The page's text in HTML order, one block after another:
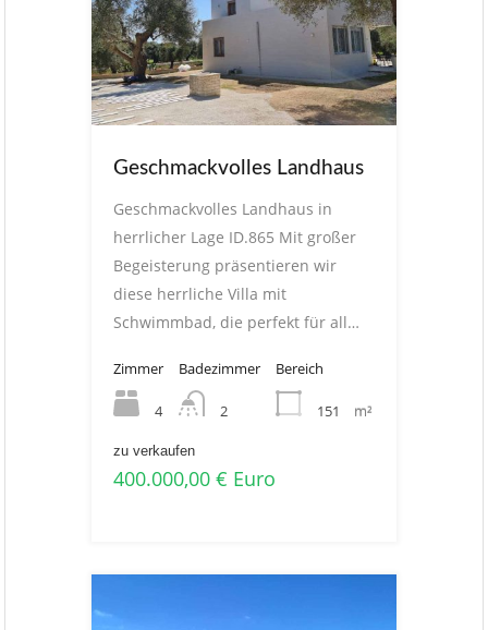
Geschmackvolles Landhaus
Geschmackvolles Landhaus in
herrlicher Lage ID.865 Mit großer
Begeisterung präsentieren wir
diese herrliche Villa mit
Schwimmbad, die perfekt für all…
Zimmer
4
Badezimmer
2
Bereich
151 m²
zu verkaufen
400.000,00 € Euro